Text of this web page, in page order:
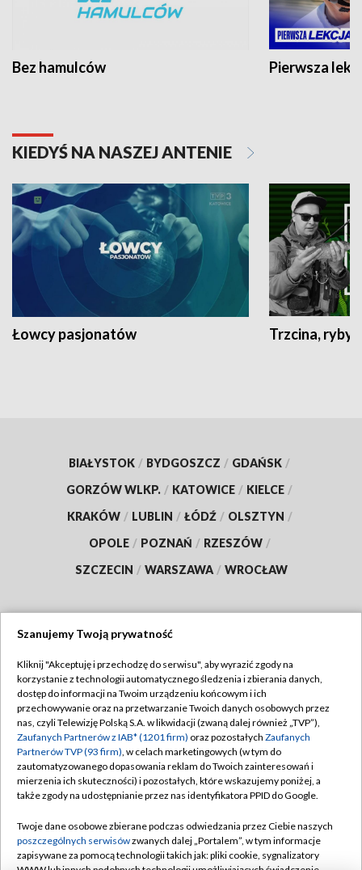
Bez hamulców Pierwsza
KIEDYŚ NA NASZEJ ANTENIE
Łowcy pasjonatów Trzcina, ryby
BIAŁYSTOK / BYDGOSZCZ / GDAŃSK /
GORZÓW WLKP. / KATOWICE / KIELCE /
KRAKÓW / LUBLIN / ŁÓDŹ / OLSZTYN /
OPOLE / POZNAŃ / RZESZÓW /
SZCZECIN / WARSZAWA / WROCŁAW
TVP
Abonament TVP
Emisja w TVP
Centrum informacji TVP
Naziemna Telewizja Cyfrowa
Rada Programowa
System NOS
Regulamin TVP
Polityka prywatności
Moje zgody
Pomoc
Kontakt
Szanujemy Twoją prywatność
Kliknij "Akceptuję i przechodzę do serwisu", aby wyrazić zgody na
korzystanie z technologii automatycznego śledzenia i zbierania danych,
dostęp do informacji na Twoim urządzeniu końcowym i ich
przechowywanie oraz na przetwarzanie Twoich danych osobowych przez
nas, czyli Telewizję Polską S.A. w likwidacji (zwaną dalej również „TVP”),
Zaufanych Partnerów z IAB* (1201 firm) oraz pozostałych Zaufanych
Partnerów TVP (93 firm), w celach marketingowych (w tym do
zautomatyzowanego dopasowania reklam do Twoich zainteresowań i
mierzenia ich skuteczności) i pozostałych, które wskazujemy poniżej, a
także zgody na udostępnianie przez nas identyfikatora PPID do Google.
Twoje dane osobowe zbierane podczas odwiedzania przez Ciebie naszych
poszczególnych serwisówzwanych dalej „Portalem”, w tym informacje
zapisywane za pomocą technologii takich jak: pliki cookie, sygnalizatory